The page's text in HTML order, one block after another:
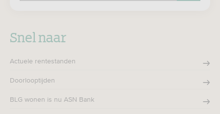
Snel naar
Actuele rentestanden
Doorlooptijden
BLG wonen is nu ASN Bank